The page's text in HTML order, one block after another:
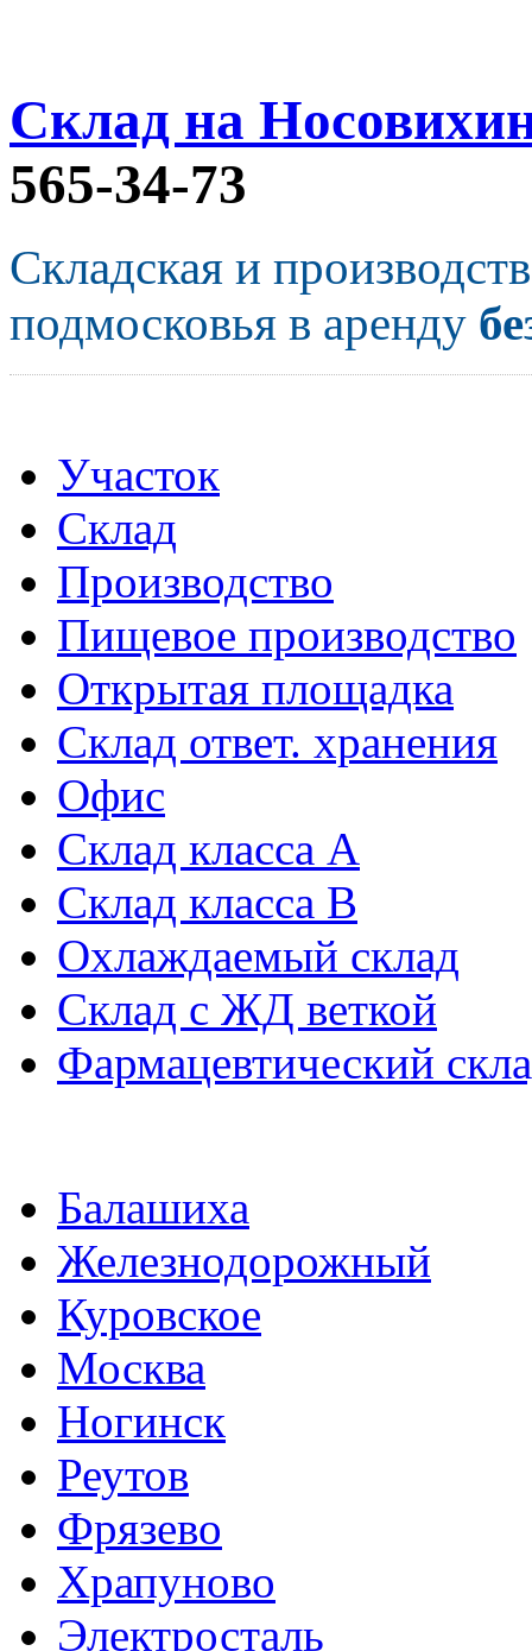
Склад на
565-34-73
Складская и
подмосковья в аренду
Участок
Склад
Производство
Пищевое производство
Открытая площадка
Склад ответ. хранения
Офис
Склад класса A
Склад класса B
Охлаждаемый склад
Склад с ЖД веткой
Фармацевтический
Балашиха
Железнодорожный
Куровское
Москва
Ногинск
Реутов
Фрязево
Храпуново
Электросталь